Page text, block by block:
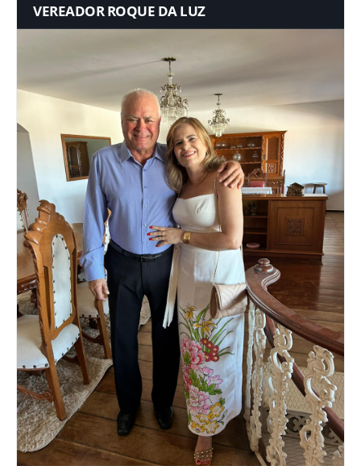
VEREADOR ROQUE DA LUZ